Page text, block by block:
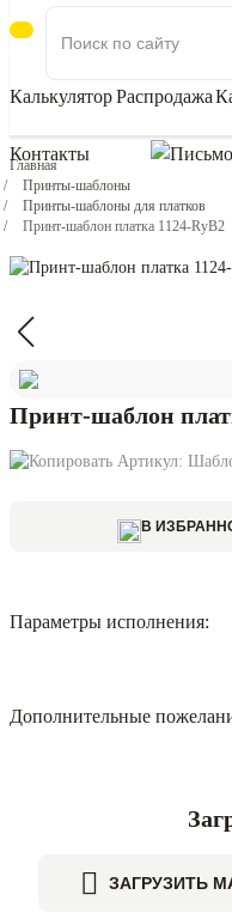
КалькуляторРаспродажа
Контакты
Главная
Принты-шаблоны
Принты-шаблоны для платков
Принт-шаблон платка 1124-RyB2
Принт-шаблон
Артикул:
В
Параметры исполнения:
Дополнительные
ЗАГРУЗИТЬ